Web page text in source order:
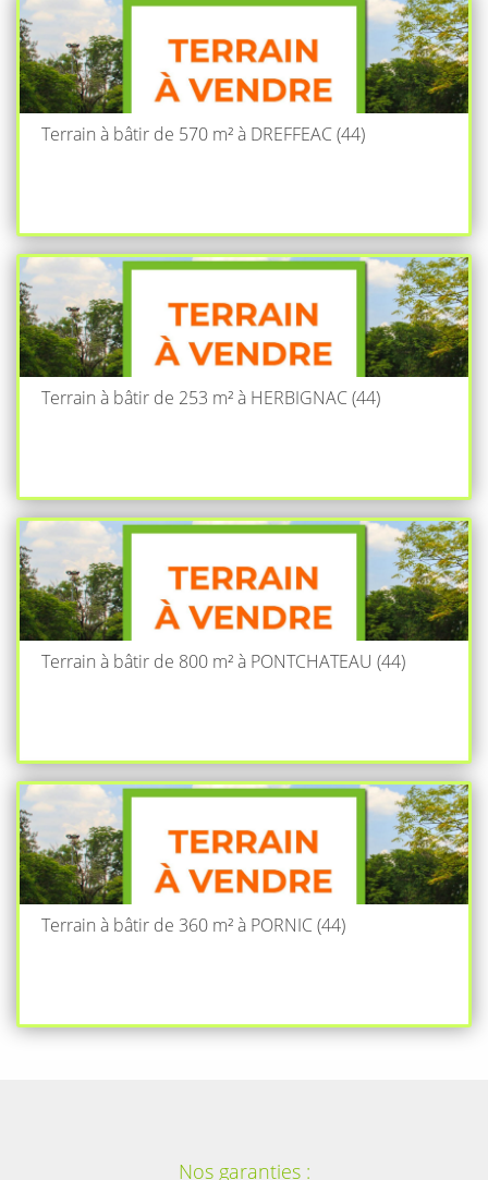
Terrain à bâtir de 570 m² à DREFFEAC (44)
Terrain à bâtir de 253 m² à HERBIGNAC (44)
Terrain à bâtir de 800 m² à PONTCHATEAU (44)
Terrain à bâtir de 360 m² à PORNIC (44)
Nos garanties :